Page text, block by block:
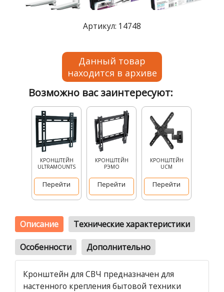
Отзывы
news@signalelectronics.ruАртикул: 14748
Данный товар
находится в архиве
Возможно вас заинтересуют:
КРОНШТЕЙН
ULTRAMOUNTS
Перейти
КРОНШТЕЙН
РЭМО
Перейти
КРОНШТЕЙН
UCM
Перейти
Описание Технические характеристики
Особенности Дополнительно
Кронштейн для СВЧ предназначен для
настенного крепления бытовой техники